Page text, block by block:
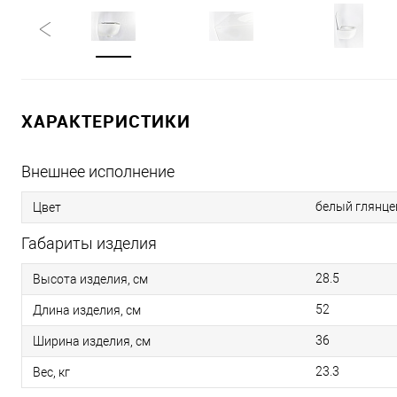
ХАРАКТЕРИСТИКИ
Внешнее исполнение
Цвет белый
Габариты изделия
Высота изделия, см 28.5
Длина изделия, см 52
Ширина изделия, см 36
Вес, кг 23.3